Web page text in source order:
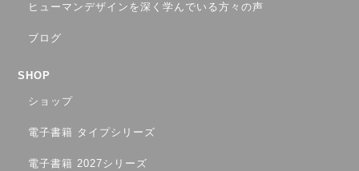
ヒューマンデザインを深く学んでいる方々の声
ブログ
SHOP
ショップ
電子書籍 タイプシリーズ
電子書籍 2027シリーズ